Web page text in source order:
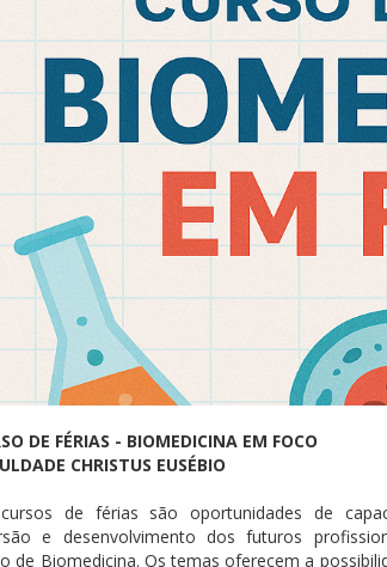
DE FÉRIAS - BIOMEDICINA EM FOCO
CHRISTUS EUSÉBIO
de férias são oportunidades de
e desenvolvimento dos futuros
de Biomedicina. Os temas oferecem a